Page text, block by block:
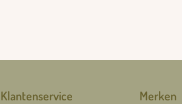
Klantenservice Merken